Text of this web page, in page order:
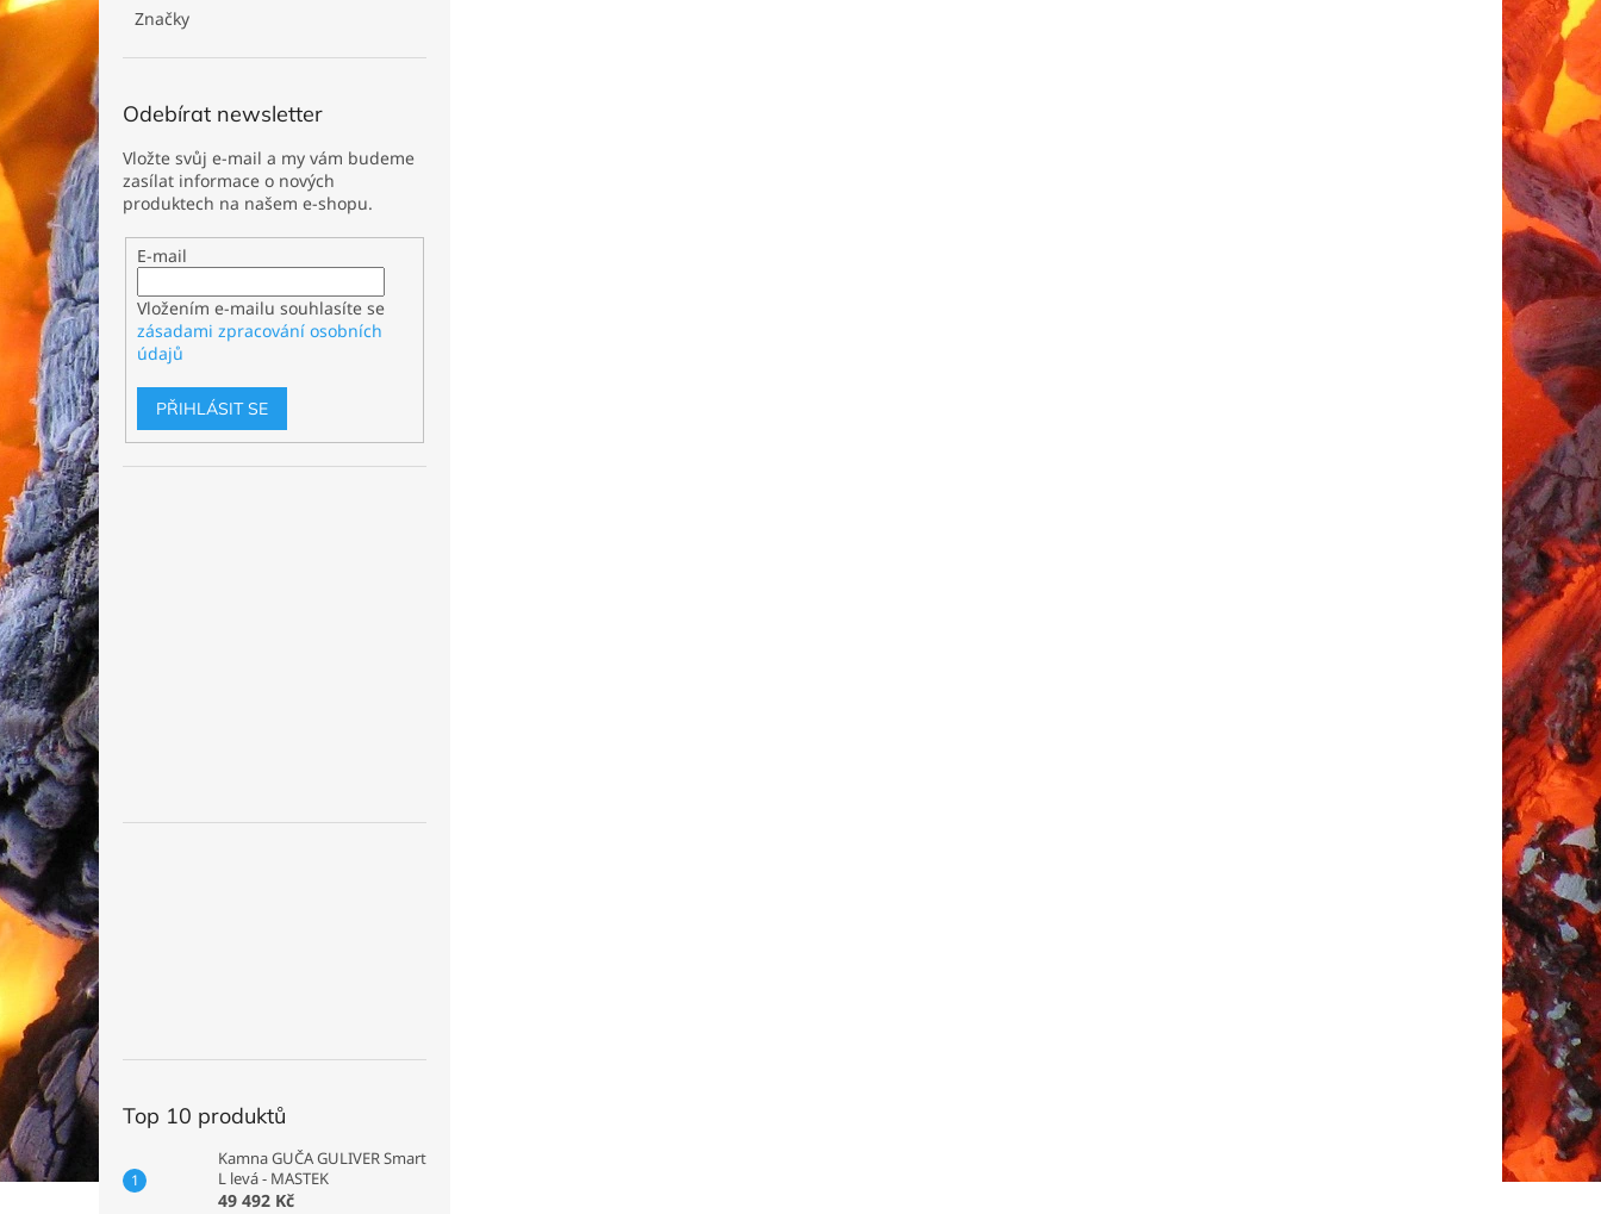
l
Značky
Odebírat newsletter
Vložte svůj e-mail a my vám budeme
zasílat informace o nových
produktech na našem e-shopu.
E-mail
Vložením e-mailu souhlasíte se
zásadami zpracování osobních
údajů
PŘIHLÁSIT SE
Top 10 produktů
Kamna GUČA GULIVER Smart
L levá - MASTEK
49 492 Kč